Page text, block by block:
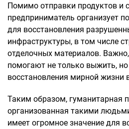
Помимо отправки продуктов и
предприниматель организует
для восстановления
инфраструктуры, в том числе
отделочных материалов.
помогают не только выжить, но
восстановления мирной жизни
Таким образом, гуманитарная
организованная такими
имеет огромное значение для